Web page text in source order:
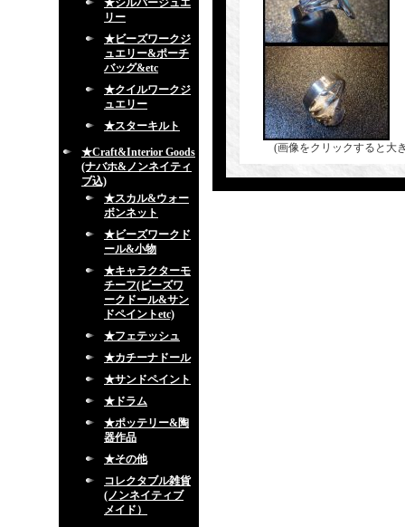
★シルバージュエ
リー
★ビーズワークジ
ュエリー&ポーチ
バッグ&etc
★クイルワークジ
ュエリー
★スターキルト
★Craft&Interior Goods
(ナバホ&ノンネイティ
ブ込)
★スカル&ウォー
ボンネット
★ビーズワークド
ール&小物
★キャラクターモ
チーフ(ビーズワ
ークドール&サン
ドペイントetc)
★フェテッシュ
★カチーナドール
★サンドペイント
★ドラム
★ポッテリー&陶
器作品
★その他
コレクタブル雑貨
(ノンネイティブ
メイド）
(画像をクリックすると大